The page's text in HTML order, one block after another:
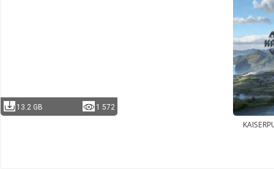
13.2 GB 1 572